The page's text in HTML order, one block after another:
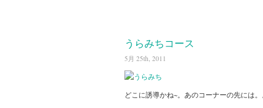
うらみちコース
5月 25th, 2011
どこに誘導かね~。あのコーナーの先には。